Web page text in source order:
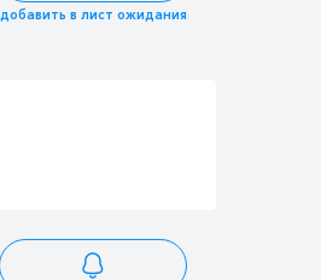
41 515
добавить в лист ожидания
—